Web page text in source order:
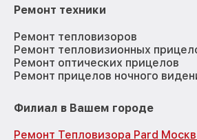
Ремонт техники
Ремонт тепловизоров
Ремонт тепловизионных
Ремонт оптических прицелов
Ремонт прицелов ночного
Филиал в Вашем городе
Ремонт Тепловизора Pard